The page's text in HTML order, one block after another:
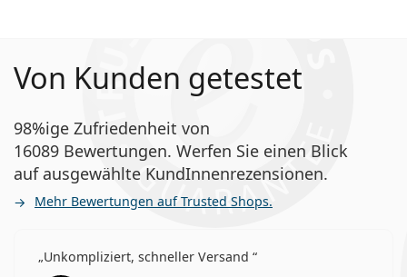
Von Kunden getestet
98%ige Zufriedenheit von
16089 Bewertungen. Werfen Sie einen Blick
auf ausgewählte KundInnenrezensionen.
Mehr Bewertungen auf Trusted Shops.
Unkompliziert, schneller Versand